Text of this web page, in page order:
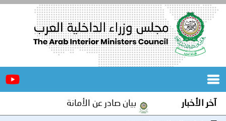
الرئيسية
آخر الأخبار بيان صادر عن الأمانة العامة لمجلس وزراء